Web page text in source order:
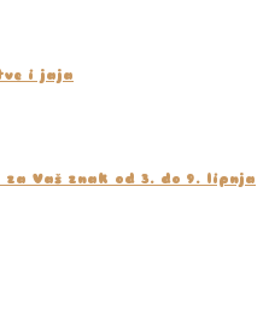
i jaja
Vaš znak od 3. do 9. lipnja